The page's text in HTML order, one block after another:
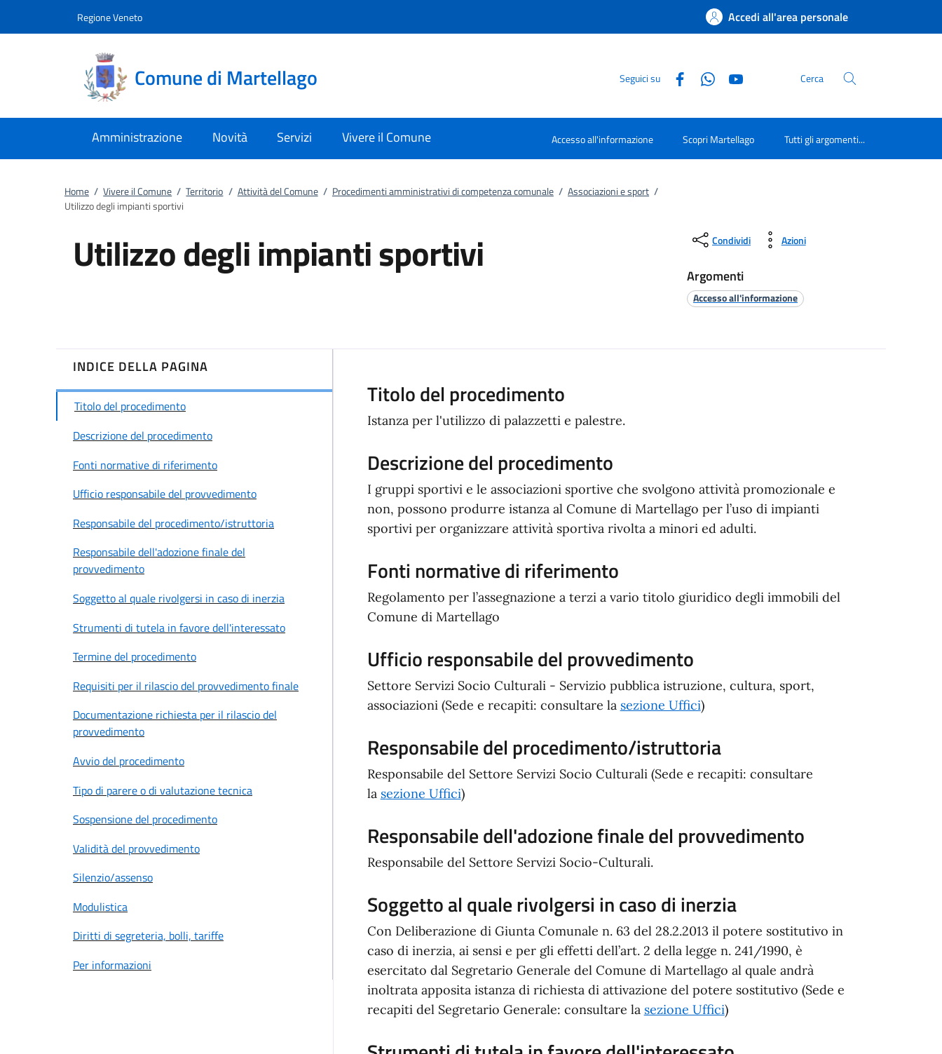
Regione Veneto Accedi all'area personale
Comune di Martellago Seguici su Cerca
Amministrazione Novità Servizi Vivere il Comune Accesso all'informazione Scopri Martellago Tutti gli argomenti...
Home / Vivere il Comune / Territorio / Attività del Comune / Procedimenti amministrativi di competenza comunale / Associazioni e sport /
Utilizzo degli impianti sportivi
Utilizzo degli impianti sportivi Condividi Azioni
Argomenti
Accesso all'informazione
INDICE DELLA PAGINA
Titolo del procedimento
Descrizione del procedimento
Fonti normative di riferimento
Ufficio responsabile del provvedimento
Responsabile del procedimento/istruttoria
Responsabile dell'adozione finale del
provvedimento
Soggetto al quale rivolgersi in caso di inerzia
Strumenti di tutela in favore dell'interessato
Termine del procedimento
Requisiti per il rilascio del provvedimento finale
Documentazione richiesta per il rilascio del
provvedimento
Avvio del procedimento
Tipo di parere o di valutazione tecnica
Sospensione del procedimento
Validità del provvedimento
Silenzio/assenso
Modulistica
Diritti di segreteria, bolli, tariffe
Per informazioni
Titolo del procedimento
Istanza per l'utilizzo di palazzetti e palestre.
Descrizione del procedimento
I gruppi sportivi e le associazioni sportive che svolgono attività promozionale e
non, possono produrre istanza al Comune di Martellago per l’uso di impianti
sportivi per organizzare attività sportiva rivolta a minori ed adulti.
Fonti normative di riferimento
Regolamento per l’assegnazione a terzi a vario titolo giuridico degli immobili del
Comune di Martellago
Ufficio responsabile del provvedimento
Settore Servizi Socio Culturali - Servizio pubblica istruzione, cultura, sport,
associazioni (Sede e recapiti: consultare la sezione Uffici)
Responsabile del procedimento/istruttoria
Responsabile del Settore Servizi Socio Culturali (Sede e recapiti: consultare
la sezione Uffici)
Responsabile dell'adozione finale del provvedimento
Responsabile del Settore Servizi Socio-Culturali.
Soggetto al quale rivolgersi in caso di inerzia
Con Deliberazione di Giunta Comunale n. 63 del 28.2.2013 il potere sostitutivo in
caso di inerzia, ai sensi e per gli effetti dell’art. 2 della legge n. 241/1990, è
esercitato dal Segretario Generale del Comune di Martellago al quale andrà
inoltrata apposita istanza di richiesta di attivazione del potere sostitutivo (Sede e
recapiti del Segretario Generale: consultare la sezione Uffici)